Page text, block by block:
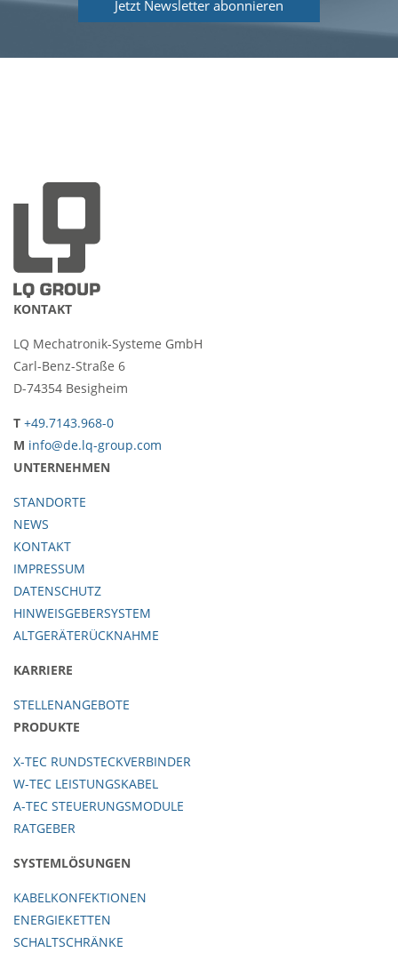
Jetzt Newsletter abonnieren
KONTAKT
LQ Mechatronik-Systeme GmbH
Carl-Benz-Straße 6
D-74354 Besigheim
T +49.7143.968-0
M info@de.lq-group.com
UNTERNEHMEN
STANDORTE
NEWS
KONTAKT
IMPRESSUM
DATENSCHUTZ
HINWEISGEBERSYSTEM
ALTGERÄTERÜCKNAHME
KARRIERE
STELLENANGEBOTE
PRODUKTE
X-TEC RUNDSTECKVERBINDER
W-TEC LEISTUNGSKABEL
A-TEC STEUERUNGSMODULE
RATGEBER
SYSTEMLÖSUNGEN
KABELKONFEKTIONEN
ENERGIEKETTEN
SCHALTSCHRÄNKE